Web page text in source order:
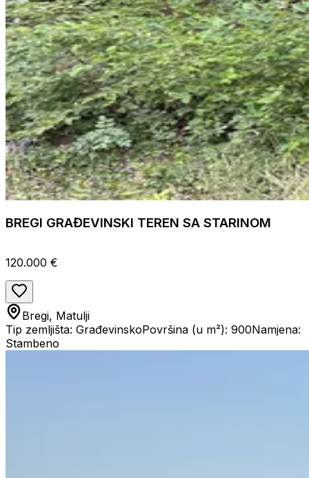
BREGI GRAĐEVINSKI TEREN SA STARINOM
120.000 €
Bregi, Matulji
Tip zemljišta: GrađevinskoPovršina (u m²): 900Namjena:
Stambeno